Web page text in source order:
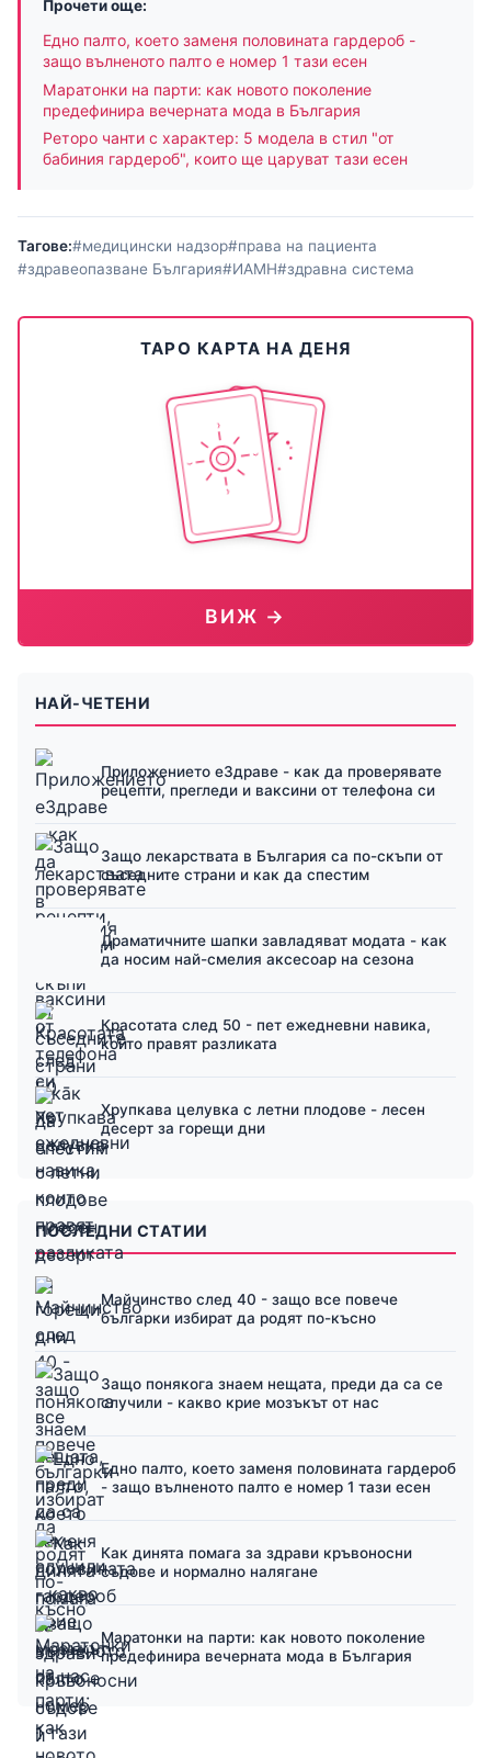
Прочети още:
Едно палто, което заменя половината гардероб -
защо вълненото палто е номер 1 тази есен
Маратонки на парти: как новото поколение
предефинира вечерната мода в България
Реторо чанти с характер: 5 модела в стил "от
бабиния гардероб", които ще царуват тази есен
Тагове:#медицински надзор#права на пациента
#здравеопазване България#ИАМН#здравна система
ТАРО КАРТА НА ДЕНЯ
ВИЖ →
НАЙ-ЧЕТЕНИ
Приложението еЗдраве - как да проверявате
рецепти, прегледи и ваксини от телефона си
Защо лекарствата в България са по-скъпи от
съседните страни и как да спестим
Драматичните шапки завладяват модата - как
да носим най-смелия аксесоар на сезона
Красотата след 50 - пет ежедневни навика,
които правят разликата
Хрупкава целувка с летни плодове - лесен
десерт за горещи дни
ПОСЛЕДНИ СТАТИИ
Майчинство след 40 - защо все повече
българки избират да родят по-късно
Защо понякога знаем нещата, преди да са се
случили - какво крие мозъкът от нас
Едно палто, което заменя половината гардероб
- защо вълненото палто е номер 1 тази есен
Как динята помага за здрави кръвоносни
съдове и нормално налягане
Маратонки на парти: как новото поколение
предефинира вечерната мода в България